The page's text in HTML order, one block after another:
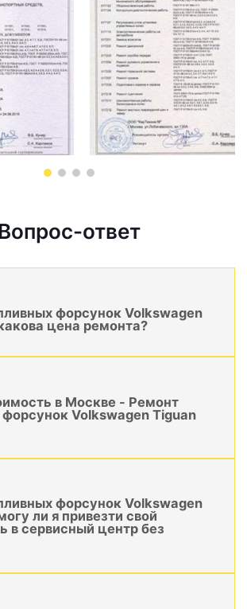
ответ
форсунок Volkswagen
цена ремонта?
в Москве - Ремонт
Volkswagen Tiguan
форсунок Volkswagen
ли я привезти свой
в сервисный центр без